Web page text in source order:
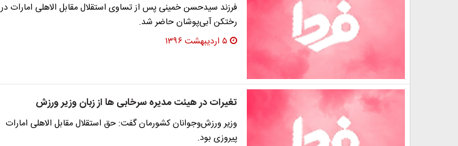
فرزند سیدحسن خمینی پس از تساوی استقلال مقابل الاهلی امارات در
رختکن آبی‌پوشان حاضر شد.
۵ اردیبهشت ۱۳۹۶
تغیرات در هیئت مدیره سرخابی ها از زبان وزیر ورزش
وزیر ورزش‌وجوانان کشورمان گفت: حق استقلال مقابل الاهلی امارات
پیروزی بود.